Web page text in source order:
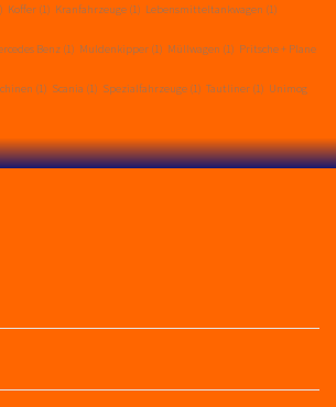
Koffer (1) Kranfahrzeuge (1) Lebensmitteltankwagen (1)
Benz (1) Muldenkipper (1) Müllwagen (1) Pritsche + Plane
(1) Scania (1) Spezialfahrzeuge (1) Tautliner (1) Unimog